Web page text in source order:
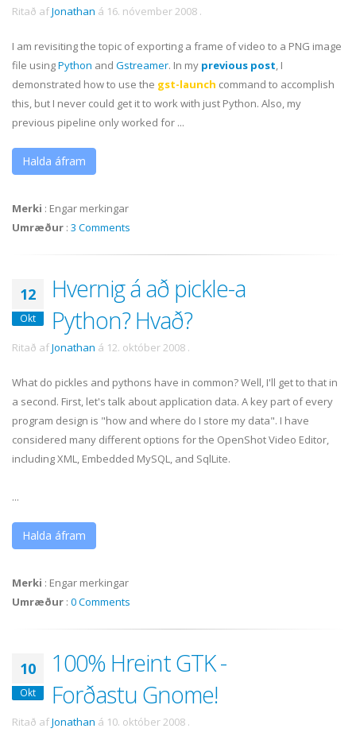
Ritað afJonathan á 16. nóvember 2008 .
I am revisiting the topic of exporting a frame of video to a PNG image
file usingPython and Gstreamer. In my previous post, I
demonstrated how to use the gst-launch command to accomplish
this, but I never could get it to work with just Python. Also, my
previous pipeline only worked for ...
Halda áfram
Merki : Engar merkingar
Umræður : 3 Comments
12
Okt
Hvernig á að pickle-a
Python? Hvað?
Ritað afJonathan á 12. október 2008 .
What do pickles and pythons have in common? Well, I'll get to that in
a second. First, let's talk about application data. A key part of every
program design is "how and where do I store my data". I have
considered many different options for the OpenShot Video Editor,
including XML, Embedded MySQL, and SqlLite.
...
Halda áfram
Merki : Engar merkingar
Umræður : 0 Comments
10
Okt
100% Hreint GTK -
Forðastu Gnome!
Ritað afJonathan á 10. október 2008 .